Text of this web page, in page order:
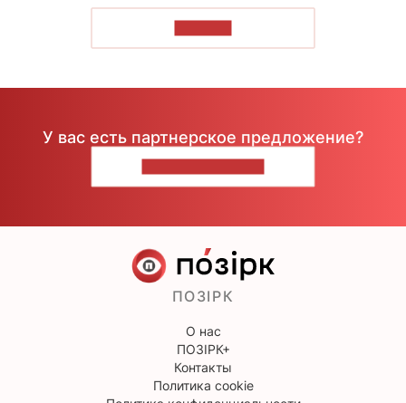
У вас есть партнерское предложение?
ПОЗІРК
О нас
ПОЗІРК+
Контакты
Политика cookie